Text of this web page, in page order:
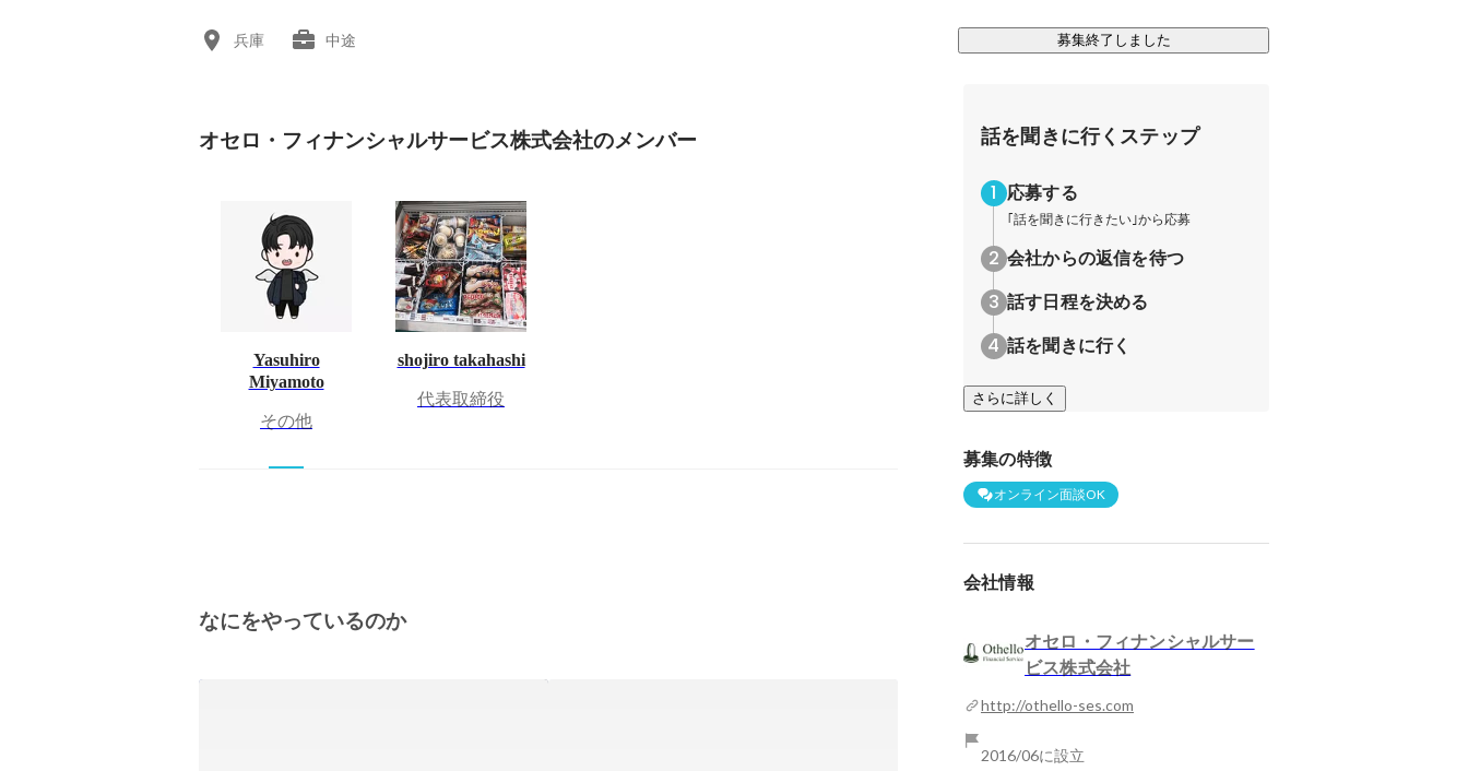
兵庫 中途 募集終了しました
オセロ・フィナンシャルサービス株式会社のメンバー
Yasuhiro
Miyamoto
その他
shojiro takahashi
代表取締役
なにをやっているのか
話を聞きに行くステップ
応募する
｢話を聞きに行きたい｣から応募
会社からの返信を待つ
話す日程を決める
話を聞きに行く
さらに詳しく
募集の特徴
オンライン面談OK
会社情報
オセロ・フィナンシャルサー
ビス株式会社
http://othello-ses.com
2016/06に設立